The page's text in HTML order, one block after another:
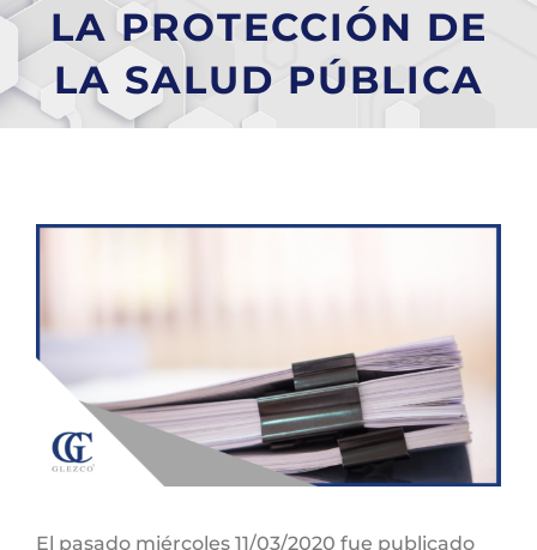
LA PROTECCIÓN DE
LA SALUD PÚBLICA
más
grande
El pasado miércoles 11/03/2020 fue publicado